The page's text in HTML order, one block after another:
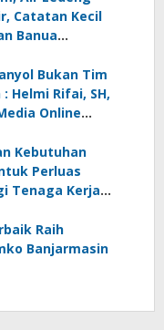
Catatan Kecil
Banua
Oleh : Helmi
Bukan Tim
Helmi Rifai, SH,
Online
Kebutuhan
Perluas
Tenaga Kerja
Raih
Banjarmasin